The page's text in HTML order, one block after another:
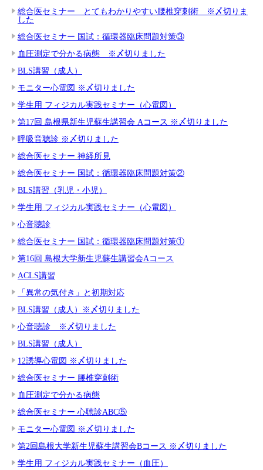
総合医セミナー とてもわかりやすい腰椎穿刺術 ※〆切りま
した
総合医セミナー 国試：循環器臨床問題対策③
血圧測定で分かる病態 ※〆切りました
BLS講習（成人）
モニター心電図 ※〆切りました
学生用 フィジカル実践セミナー（心電図）
第17回 島根県新生児蘇生講習会 Aコース ※〆切りました
呼吸音聴診 ※〆切りました
総合医セミナー 神経所見
総合医セミナー 国試：循環器臨床問題対策②
BLS講習（乳児・小児）
学生用 フィジカル実践セミナー（心電図）
心音聴診
総合医セミナー 国試：循環器臨床問題対策①
第16回 島根大学新生児蘇生講習会Aコース
ACLS講習
「異常の気付き」と初期対応
BLS講習（成人）※〆切りました
心音聴診 ※〆切りました
BLS講習（成人）
12誘導心電図 ※〆切りました
総合医セミナー 腰椎穿刺術
血圧測定で分かる病態
総合医セミナー 心聴診ABC⑤
モニター心電図 ※〆切りました
第2回島根大学新生児蘇生講習会Bコース ※〆切りました
学生用 フィジカル実践セミナー（血圧）